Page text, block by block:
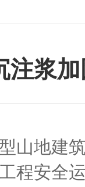
注浆
山地建
程安全